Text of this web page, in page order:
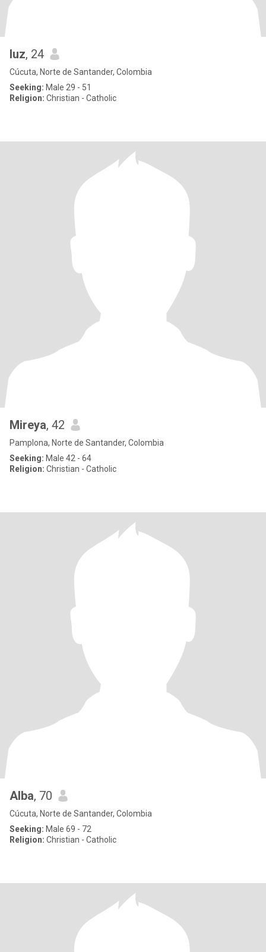
luz, 24
Cúcuta, Norte de Santander, Colombia
Seeking: Male 29 - 51
Religion: Christian - Catholic
Mireya, 42
Pamplona, Norte de Santander, Colombia
Seeking: Male 42 - 64
Religion: Christian - Catholic
Alba, 70
Cúcuta, Norte de Santander, Colombia
Seeking: Male 69 - 72
Religion: Christian - Catholic